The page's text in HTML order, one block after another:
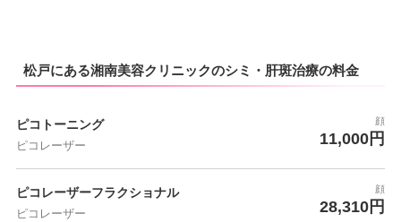
松戸にある湘南美容クリニックのシミ・肝斑治療の料金
ピコトーニング
ピコレーザー
顔
11,000円
ピコレーザーフラクショナル
ピコレーザー
顔
28,310円